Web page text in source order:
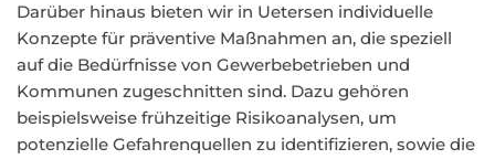
Darüber hinaus bieten wir in Uetersen individuelle
Konzepte für präventive Maßnahmen an, die speziell
auf die Bedürfnisse von Gewerbebetrieben und
Kommunen zugeschnitten sind. Dazu gehören
beispielsweise frühzeitige Risikoanalysen, um
potenzielle Gefahrenquellen zu identifizieren, sowie die